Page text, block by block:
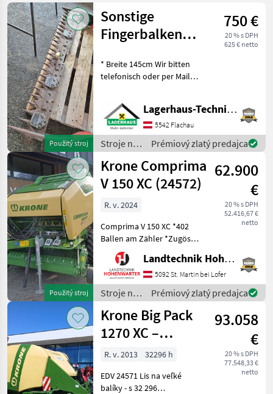
všetkých
36
MARKETPLACE
Marketplace
Ponuky
predajcov
Drobné
inzeráty
Použitý stroj
Sonstige
Fingerbalken
750 €
20 % s DPH
625 € netto
* Breite 145cm Wir bitten
telefonisch oder per Mail
ausreichend Zeit für die
Beratung und eventuell
einer Probefahrt für Sie zu
re
Lagerhaus-Technik Flachau
5542 Flachau
Stroje na
zber
objemových
krmív /
Sonstige
Prémiový zlatý predajca
Použitý stroj
Krone Comprima
V 150 XC (24572)
62.900
€
20 % s DPH
52.416,67 €
netto
R. v. 2024
Comprima V 150 XC *402
Ballen am Zähler *Zugöse
Obenanhängung
*Schneidwerk mit 17 Messer
*Gelenkwelle *Hydraul.
Bodenabsenkung *E-Achse
mit 2-Leiter Druckl.-Brems
Landtechnik Hohenwarter GmbH
5092 St. Martin bei Lofer
Stroje na
zber
objemových
krmív /
Krone
Prémiový zlatý predajca
Krone Big Pack
1270 XC –
vysokorýchlostný
lis na viac
balíkov
93.058
€
20 % s DPH
77.548,33 €
netto
R. v. 2013
32296 h
EDV 24571 Lis na veľké
balíky - s 32 296